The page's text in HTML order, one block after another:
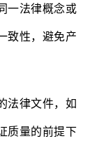
法律概念或
致性，避免产
律文件，如
质量的前提下